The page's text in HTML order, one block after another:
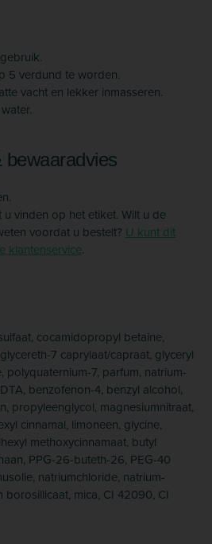
5 verdund te worden.
vacht en lekker inmasseren.
bewaaradvies
vinden op het etiket. Wilt u de
voordat u bestelt? U kunt dit
klantenservice.
cocamido­propyl betaine,
7 caprylaat/­capraat, glyceryl
polyquaternium-7, parfum, natrium­
benzofenon-4, benzyl alcohol,
propyleen­glycol, magnesium­nitraat,
cinnamal, limoneen, glycine,
methoxy­cinnamaat, butyl
PPG-26-buteth-26, PEG-40
natrium­chloride, natrium­
borosillicaat, mica, CI 42090, CI